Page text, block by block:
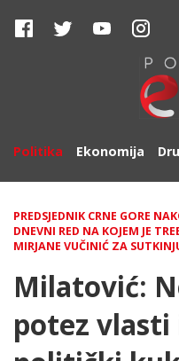
Politika Ekonomija
PREDSJEDNIK CRNE GORE
DNEVNI RED NA KOJEM JE
MIRJANE VUČINIĆ ZA
Milatović:
potez vlasti